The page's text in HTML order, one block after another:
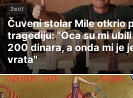
ŽIVOT
Čuveni stolar Mile otkrio
tragediju: "Oca su mi
200 dinara, a onda mi je
vrata"